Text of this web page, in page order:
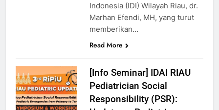
Indonesia (IDI) Wilayah Riau, dr.
Marhan Efendi, MH, yang turut
memberikan…
Read More
[Info Seminar] IDAI RIAU
Pediatrician Social
Responsibility (PSR):